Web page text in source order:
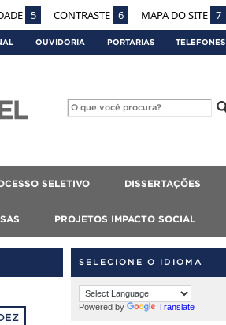
5 CONTRASTE 6 MAPA DO SITE 7
OUVIDORIA PORTARIAS TELEFONES
SELETIVO DISSERTAÇÕES
PROJETOS IMPACTO SOCIAL
SELECIONE O IDIOMA
Powered by Translate